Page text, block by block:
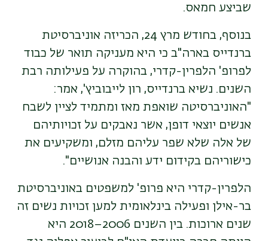
שביצע חמאס.
בנוסף, בחודש מרץ 24, הכריזה אוניברסיטת
ברנדייס בארה"ב כי היא מעניקה תואר של כבוד
לפרופ' הלפרין-קדרי, בהוקרה על פעילותה רבת
השנים. נשיא ברנדייס, רון לייבוביץ', אמר:
"האוניברסיטה שואפת מאז ומתמיד לציין לשבח
אנשים יוצאי דופן, אשר נאבקים על זכויותיהם
של אלה שלא שפר עליהם מזלם, ומשקיעים את
כישוריהם בקידום ידע והבנה אנושיים".
הלפרין-קדרי היא פרופ' למשפטים באוניברסיטת
בר-אילן ופעילה בינלאומית למען זכויות נשים זה
שנים ארוכות. בין השנים 2006–2018 היא